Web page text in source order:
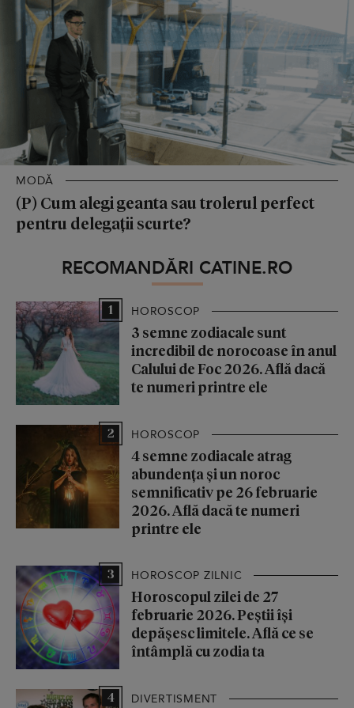
MODĂ
(P) Cum alegi geanta sau trolerul perfect
pentru delegații scurte?
RECOMANDĂRI CATINE.RO
1 HOROSCOP
3 semne zodiacale sunt
incredibil de norocoase în anul
Calului de Foc 2026. Află dacă
te numeri printre ele
2 HOROSCOP
4 semne zodiacale atrag
abundența și un noroc
semnificativ pe 26 februarie
2026. Află dacă te numeri
printre ele
3 HOROSCOP ZILNIC
Horoscopul zilei de 27
februarie 2026. Peștii își
depășesc limitele. Află ce se
întâmplă cu zodia ta
4 DIVERTISMENT